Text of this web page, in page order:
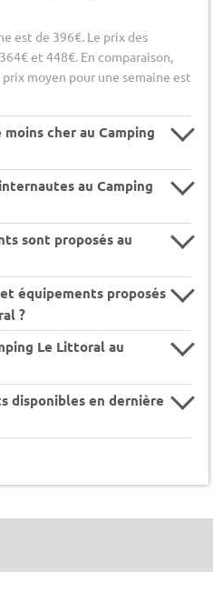
est de 396€. Le prix des
et 448€. En comparaison,
moyen pour une semaine est
cher au Camping
au Camping
sont proposés au
équipements proposés
?
Le Littoral au
disponibles en dernière